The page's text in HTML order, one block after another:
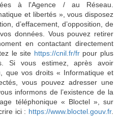
à l'Agence / au Réseau.
et libertés », vous disposez
d’effacement, d’opposition, de
données. Vous pouvez retirer
en contactant directement
le site https://cnil.fr/frpour plus
Si vous estimez, après avoir
que vos droits « Informatique et
vous pouvez adresser une
informons de l’existence de la
téléphonique « Bloctel », sur
ici : https://www.bloctel.gouv.fr.